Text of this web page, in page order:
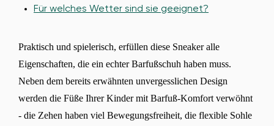
Für welches Wetter sind sie geeignet?
Praktisch und spielerisch, erfüllen diese Sneaker alle
Eigenschaften, die ein echter Barfußschuh haben muss.
Neben dem bereits erwähnten unvergesslichen Design
werden die Füße Ihrer Kinder mit Barfuß-Komfort verwöhnt
- die Zehen haben viel Bewegungsfreiheit, die flexible Sohle